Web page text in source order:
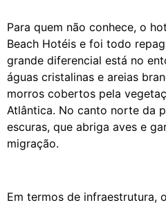
Para quem não conhece, o
Beach Hotéis e foi todo
grande diferencial está no
águas cristalinas e areias
morros cobertos pela
Atlântica. No canto norte da
escuras, que abriga aves e
migração.
Em termos de infraestrutura,